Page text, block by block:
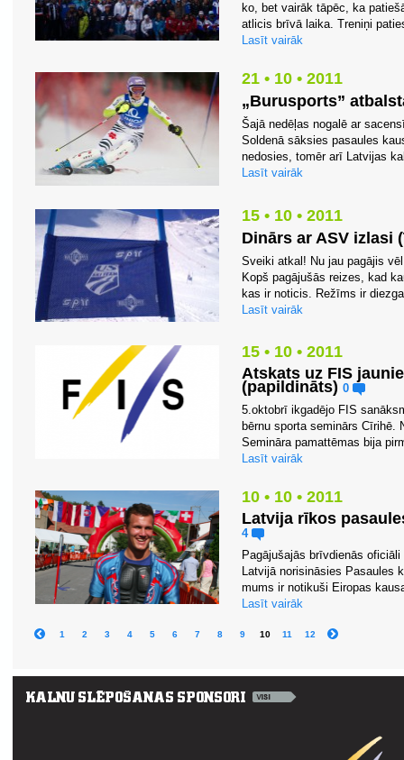
ko, bet vairāk tāpēc, ka
atlicis brīvā laika. Treniņi
Lasīt vairāk
21 • 10 • 2011
„Burusports”
Šajā nedēļas nogalē ar
Soldenā sāksies pasaules
nedosies, tomēr arī Latvijas
Lasīt vairāk
15 • 10 • 2011
Dinārs ar ASV izlasi
Sveiki atkal! Nu jau pagājis
Kopš pagājušās reizes, kad
kas ir noticis. Režīms ir
Lasīt vairāk
15 • 10 • 2011
Atskats uz FIS
(papildināts) 0
5.oktobrī ikgadējo FIS
bērnu sporta seminārs Cīrihē.
Semināra pamattēmas bija
Lasīt vairāk
10 • 10 • 2011
Latvija rīkos
4
Pagājušajās brīvdienās
Latvijā norisināsies Pasaules
mums ir notikuši Eiropas
Lasīt vairāk
1 2 3 4 5 6 7 8 9 10 11 12